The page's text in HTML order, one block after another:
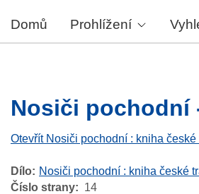
Domů Prohlížení
Nosiči pochodní
Otevřít Nosiči pochodní : kniha
Dílo
Nosiči pochodní : kniha české
Číslo strany
14